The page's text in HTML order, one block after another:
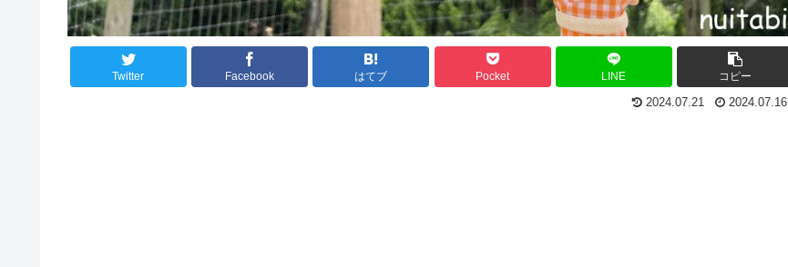
Twitter Facebook はてブ Pocket LINE コピー
2024.07.21 2024.07.16